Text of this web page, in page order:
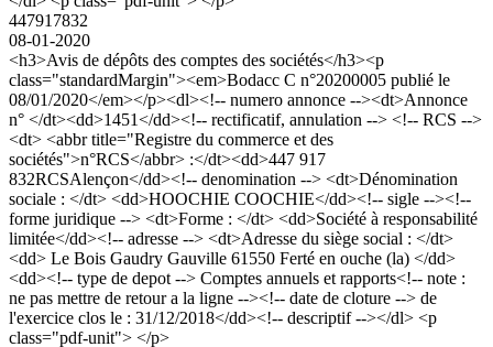
447917832
08-01-2020
<h3>Avis de dépôts des comptes des sociétés</h3><p
class="standardMargin"><em>Bodacc C n°20200005 publié le
08/01/2020</em></p><dl><!-- numero annonce --><dt>Annonce
n° </dt><dd>1451</dd><!-- rectificatif, annulation --> <!-- RCS -->
<dt> <abbr title="Registre du commerce et des
sociétés">n°RCS</abbr> :</dt><dd>447 917
832RCSAlençon</dd><!-- denomination --> <dt>Dénomination
sociale : </dt> <dd>HOOCHIE COOCHIE</dd><!-- sigle --><!--
forme juridique --> <dt>Forme : </dt> <dd>Société à responsabilité
limitée</dd><!-- adresse --> <dt>Adresse du siège social : </dt>
<dd> Le Bois Gaudry Gauville 61550 Ferté en ouche (la) </dd>
<dd><!-- type de depot --> Comptes annuels et rapports<!-- note :
ne pas mettre de retour a la ligne --><!-- date de cloture --> de
l'exercice clos le : 31/12/2018</dd><!-- descriptif --></dl> <p
class="pdf-unit"> </p>